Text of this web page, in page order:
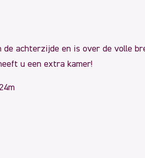
de achterzijde en is over de volle
u een extra kamer!